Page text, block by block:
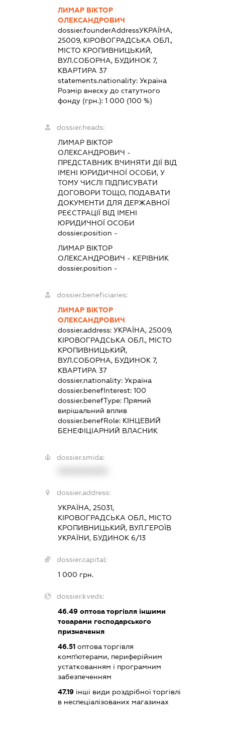
ЛИМАР ВІКТОР
ОЛЕКСАНДРОВИЧ
dossier.founderAddressУКРАЇНА,
25009, КІРОВОГРАДСЬКА ОБЛ.,
МІСТО КРОПИВНИЦЬКИЙ,
ВУЛ.СОБОРНА, БУДИНОК 7,
КВАРТИРА 37
statements.nationality:Україна
Розмір внеску до статутного
фонду (грн.):1 000 (100 %)
dossier.heads:
ЛИМАР ВІКТОР
ОЛЕКСАНДРОВИЧ -
ПРЕДСТАВНИК ВЧИНЯТИ ДІЇ ВІД
ІМЕНІ ЮРИДИЧНОЇ ОСОБИ, У
ТОМУ ЧИСЛІ ПІДПИСУВАТИ
ДОГОВОРИ ТОЩО, ПОДАВАТИ
ДОКУМЕНТИ ДЛЯ ДЕРЖАВНОЇ
РЕЄСТРАЦІЇ ВІД ІМЕНІ
ЮРИДИЧНОЇ ОСОБИ
dossier.position -
ЛИМАР ВІКТОР
ОЛЕКСАНДРОВИЧ - КЕРІВНИК
dossier.position -
dossier.beneficiaries:
ЛИМАР ВІКТОР
ОЛЕКСАНДРОВИЧ
dossier.address:УКРАЇНА, 25009,
КІРОВОГРАДСЬКА ОБЛ., МІСТО
КРОПИВНИЦЬКИЙ,
ВУЛ.СОБОРНА, БУДИНОК 7,
КВАРТИРА 37
dossier.nationality:Україна
dossier.benefInterest:100
dossier.benefType: Прямий
вирішальний вплив
dossier.benefRole: КІНЦЕВИЙ
БЕНЕФІЦІАРНИЙ ВЛАСНИК
dossier.smida:
dossier.address:
УКРАЇНА, 25031,
КІРОВОГРАДСЬКА ОБЛ., МІСТО
КРОПИВНИЦЬКИЙ, ВУЛ.ГЕРОЇВ
УКРАЇНИ, БУДИНОК 6/13
dossier.capital:
1 000 грн.
dossier.kveds:
46.49 оптова торгівля іншими
товарами господарського
призначення
46.51 оптова торгівля
комп'ютерами, периферійним
устаткованням і програмним
забезпеченням
47.19 інші види роздрібної торгівлі
в неспеціалізованих магазинах